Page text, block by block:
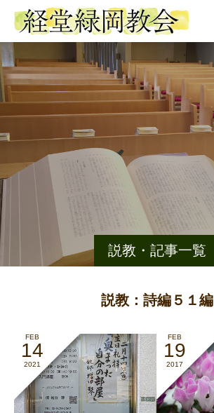
説教・記事一覧
説教：詩編５１編
FEB
14
2021
FEB
19
2017